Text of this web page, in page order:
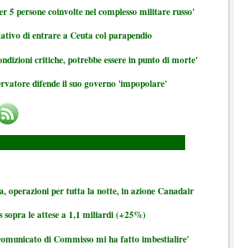
5 persone coinvolte nel complesso militare russo'
di entrare a Ceuta col parapendio
critiche, potrebbe essere in punto di morte'
difende il suo governo 'impopolare'
operazioni per tutta la notte, in azione Canadair
sopra le attese a 1,1 miliardi (+25%)
di Commisso mi ha fatto imbestialire'